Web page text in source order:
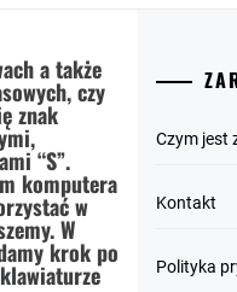
a także
czy
znak
“S”.
komputera
w
W
krok po
Czym jest
Kontakt
Polityka